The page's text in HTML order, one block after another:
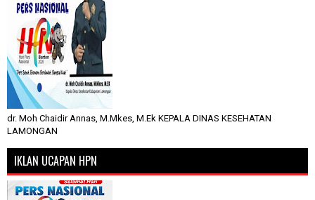
dr. Moh Chaidir Annas, M.Mkes, M.Ek KEPALA DINAS KESEHATAN
LAMONGAN
IKLAN UCAPAN HPN